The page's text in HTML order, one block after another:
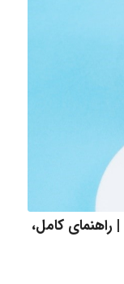
هزینه ارتودنسی دندان در تهران ۱۴۰۴ | راهنمای کامل،